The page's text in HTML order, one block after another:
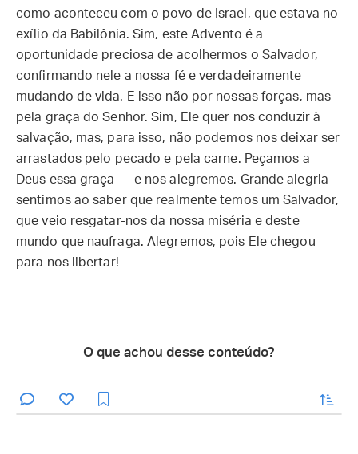
como aconteceu com o povo de Israel, que estava no
exílio da Babilônia. Sim, este Advento é a
oportunidade preciosa de acolhermos o Salvador,
confirmando nele a nossa fé e verdadeiramente
mudando de vida. E isso não por nossas forças, mas
pela graça do Senhor. Sim, Ele quer nos conduzir à
salvação, mas, para isso, não podemos nos deixar ser
arrastados pelo pecado e pela carne. Peçamos a
Deus essa graça — e nos alegremos. Grande alegria
sentimos ao saber que realmente temos um Salvador,
que veio resgatar-nos da nossa miséria e deste
mundo que naufraga. Alegremos, pois Ele chegou
para nos libertar!
O que achou desse conteúdo?
enviar